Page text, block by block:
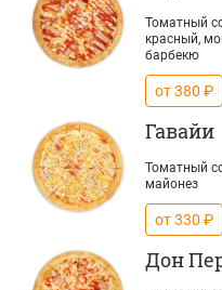
Томатный
красный,
барбекю
от 380 ₽
Гавайи
Томатный
майонез
от 330 ₽
Дон